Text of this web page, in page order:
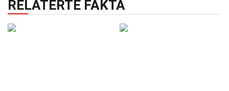
RELATERTE FAKTA